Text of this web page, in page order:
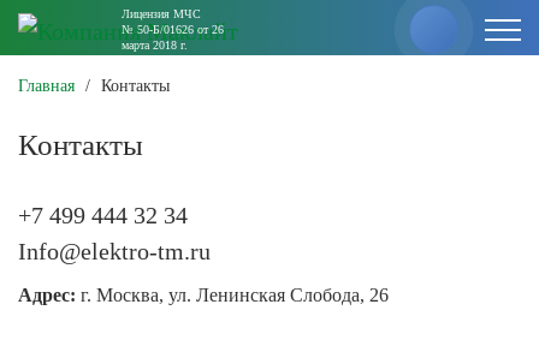
Лицензия МЧС
№ 50-Б/01626 от 26
марта 2018 г.
Главная / Контакты
Контакты
+7 499 444 32 34
Info@elektro-tm.ru
Адрес: г. Москва, ул. Ленинская Слобода, 26